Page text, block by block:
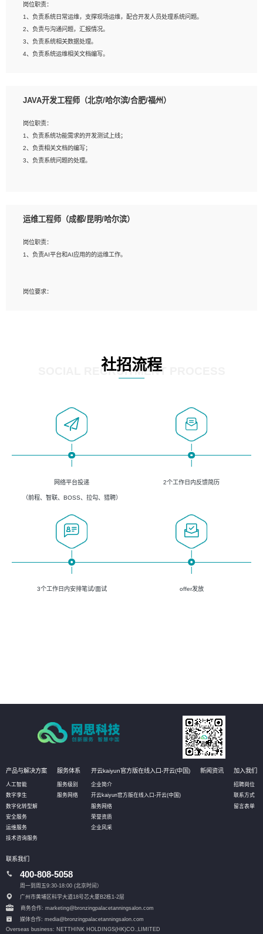
征，可独立提出完整的优化方案,并推动方案执行达成结果；熟练使用PPT、
WORD、EXCEL等办公软件；
3、深入理解公司各项AI产品和技术信息；具有较强的文档编写能力，能独立撰写
PPT、方案建议书等，面试时需携带个人制作的专业PPT文件进行展示。
岗位职责：
1、负责系统日常运维，支撑现场运维，配合开发人员处理系统问题。
2、负责与沟通问题，汇报情况。
3、负责系统相关数据处理。
4、负责系统运维相关文档编写。
岗位要求：
2、精通linux命令。
3、熟悉oracle、mysql 数据库。
4、善于沟通，具有良好的团队合作精神和协作能力。
5、必须有实际的生产环境系统维护经验。
JAVA开发工程师（北京/哈尔滨/合肥/福州）
岗位职责：
1、负责系统功能需求的开发测试上线；
2、负责相关文档的编写；
3、负责系统问题的处理。
2、熟悉linux命令；
4、熟练使用oracle、mysql进行开发；
5、熟悉流程开发如使用activiti；
运维工程师（成都/昆明/哈尔滨）
岗位职责：
1、负责AI平台和AI应用的的运维工作。
岗位要求：
4、掌握DevOps思想、方法和流程。Jenkins工具使用；
5、掌握常见中间件配置与优化，如mysql、nginx等；
社招流程
SOCIAL RECRUITMENT PROCESS
网络平台投递
（前程、智联、BOSS、拉勾、猎聘）
2个工作日内反馈简历
3个工作日内安排笔试/面试 offer发放
产品与解决方案
人工智能
数字孪生
数字化转型解
安全服务
运维服务
技术咨询服务
服务体系
服务级别
服务网络
开云kaiyun官方版在线入口-开云(中国)
企业简介
开云kaiyun官方版在线入口-开云(中国)
服务网络
荣誉资质
企业风采
新闻资讯 加入我们
招聘岗位
联系方式
留言表单
联系我们
400-808-5058
周一到周五9:30-18:00 (北京时间）
广州市黄埔区科学大道18号芯大厦B2栋1-2层
商务合作: marketing@bronzingpalacetanningsalon.com
媒体合作: media@bronzingpalacetanningsalon.com
Overseas business: NETTHINK HOLDINGS(HK)CO.,LIMITED